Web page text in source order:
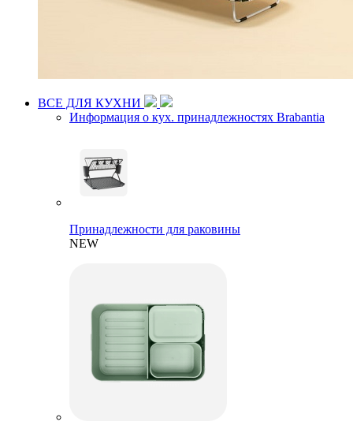
ВСЕ ДЛЯ КУХНИ
Информация о кух. принадлежностях Brabantia
Принадлежности для раковины
NEW